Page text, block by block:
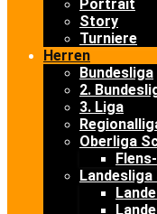
Portrait
Story
Turniere
Herren
Bundesliga
2.
3. Liga
Oberliga
Landesliga